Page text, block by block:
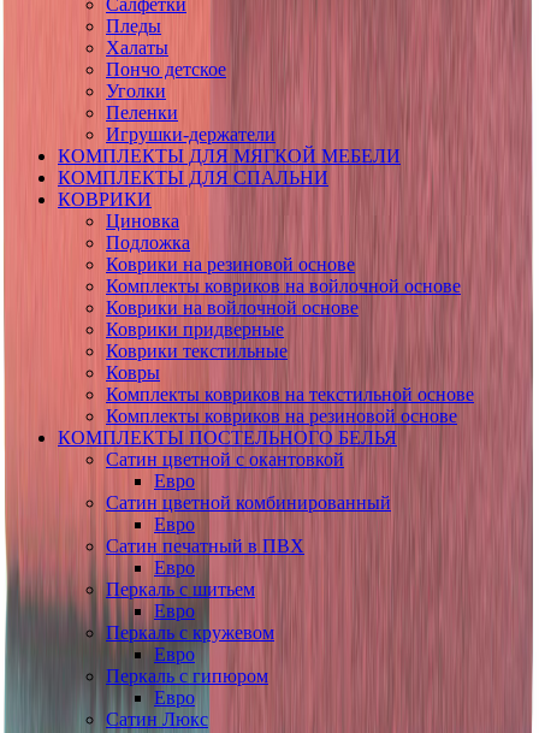
Пледы
Халаты
Пончо детское
Уголки
Пеленки
Игрушки-держатели
КОМПЛЕКТЫ ДЛЯ МЯГКОЙ МЕБЕЛИ
КОМПЛЕКТЫ ДЛЯ СПАЛЬНИ
КОВРИКИ
Циновка
Подложка
Коврики на резиновой основе
Комплекты ковриков на войлочной основе
Коврики на войлочной основе
Коврики придверные
Коврики текстильные
Ковры
Комплекты ковриков на текстильной основе
Комплекты ковриков на резиновой основе
КОМПЛЕКТЫ ПОСТЕЛЬНОГО БЕЛЬЯ
Сатин цветной с окантовкой
Евро
Сатин цветной комбинированный
Евро
Сатин печатный в ПВХ
Евро
Перкаль с шитьем
Евро
Перкаль с кружевом
Евро
Перкаль с гипюром
Евро
Сатин Люкс